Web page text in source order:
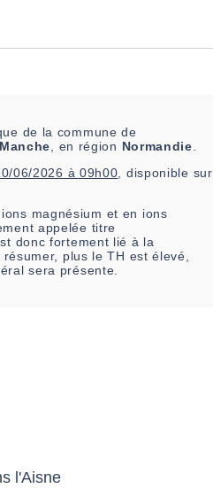
de la commune de
Manche, en région Normandie.
06/2026 à 09h00, disponible sur
magnésium et en ions
appelée titre
donc fortement lié à la
résumer, plus le TH est élevé,
sera présente.
l'Aisne